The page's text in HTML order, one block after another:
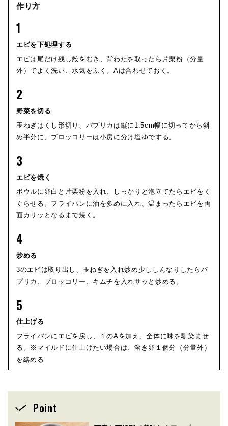
作り方
1
エビを下処理する
エビは尾だけ残し殻をむき、背わたを取ったら片栗粉（分量
外）でよく洗い、水気をふく。Aは合わせておく。
2
野菜を切る
玉ねぎはくし形切り、パプリカは縦に1.5cm幅に切ってから斜
め半分に、ブロッコリーは小房に分け塩ゆでする。
3
エビを焼く
ボウルに卵白と片栗粉を入れ、しっかりと泡立てたらエビをく
ぐらせる。フライパンに油を多めに入れ、温まったらエビを両
面カリッとなるまで焼く。
4
炒める
3のエビは取り出し、玉ねぎを入れ炒め少ししんなりしたらパ
プリカ、ブロッコリー、キムチを入れサッと炒める。
5
仕上げる
フライパンにエビを戻し、１のAを加え、全体に味を馴染ませ
る。※マイルドに仕上げたい場合は、溶き卵１個分（分量外）
を絡める
Point